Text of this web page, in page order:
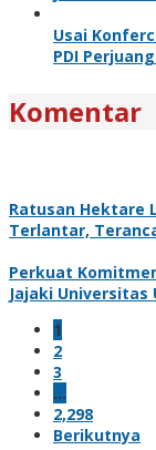
Usai
PDI
Komentar
Ratusan Hektare
Terlantar,
Perkuat
Jajaki Universitas
1
2
3
…
2,298
Berikutnya